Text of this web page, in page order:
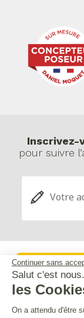
Continuer sans
Salut c'est
les
On a attendu d'être
Inscrivez-
pour suivre